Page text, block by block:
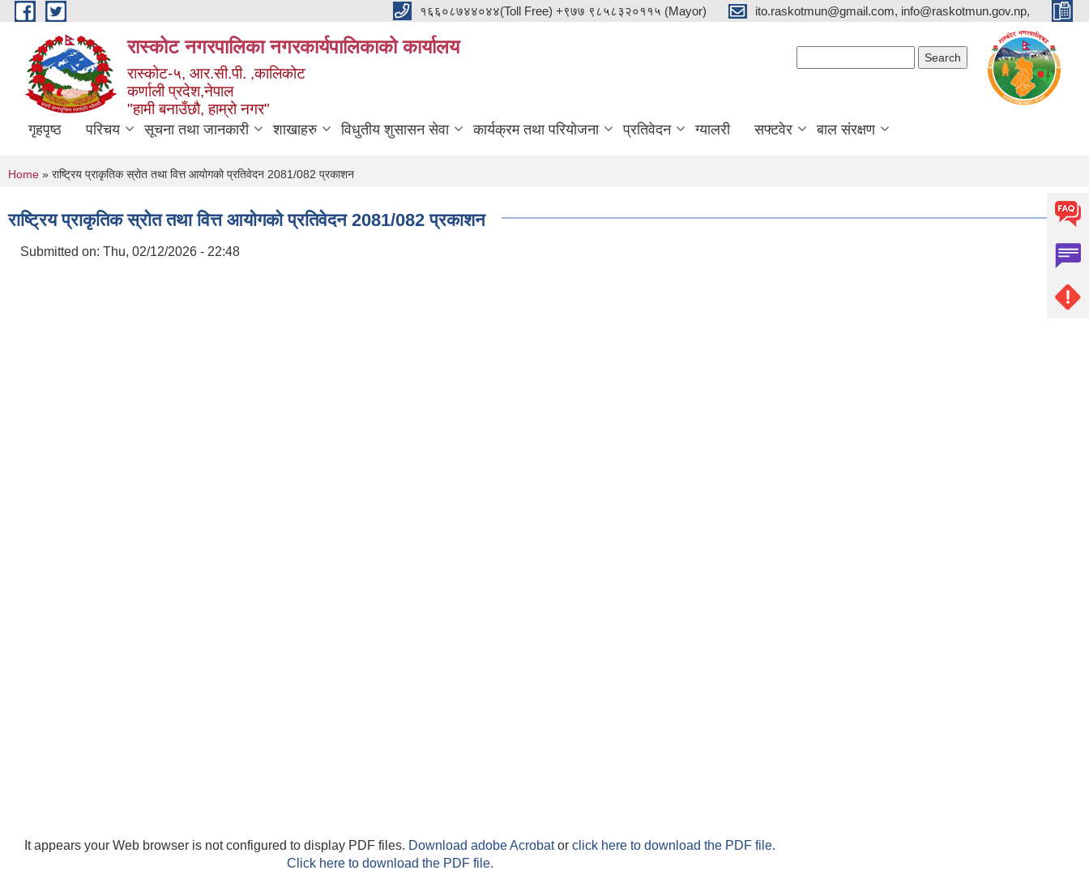
Skip to main content १६६०८७४४०४४(Toll Free) +९७७ ९८५८३२०११५ (Mayor) ito.raskotmun@gmail.com, info@raskotmun.gov.np,
रास्कोट नगरपालिका नगरकार्यपालिकाको कार्यालय
रास्कोट-५, आर.सी.पी. ,कालिकोट
कर्णाली प्रदेश,नेपाल
"हामी बनाउँछौ, हाम्रो नगर"
गृहपृष्ठ परिचय सूचना तथा जानकारी शाखाहरु विधुतीय शुसासन सेवा कार्यक्रम तथा परियोजना प्रतिवेदन ग्यालरी सफ्टवेर बाल संरक्षण
You are here
Home » राष्ट्रिय प्राकृतिक स्रोत तथा वित्त आयोगको प्रतिवेदन 2081/082 प्रकाशन
राष्ट्रिय प्राकृतिक स्रोत तथा वित्त आयोगको प्रतिवेदन 2081/082 प्रकाशन
Submitted on: Thu, 02/12/2026 - 22:48
It appears your Web browser is not configured to display PDF files. Download adobe Acrobator click here to download the PDF file.
Click here to download the PDF file.